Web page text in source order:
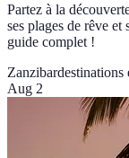
Partez à la
ses plages de rêve
guide complet !
Zanzibardestinations
Aug 2